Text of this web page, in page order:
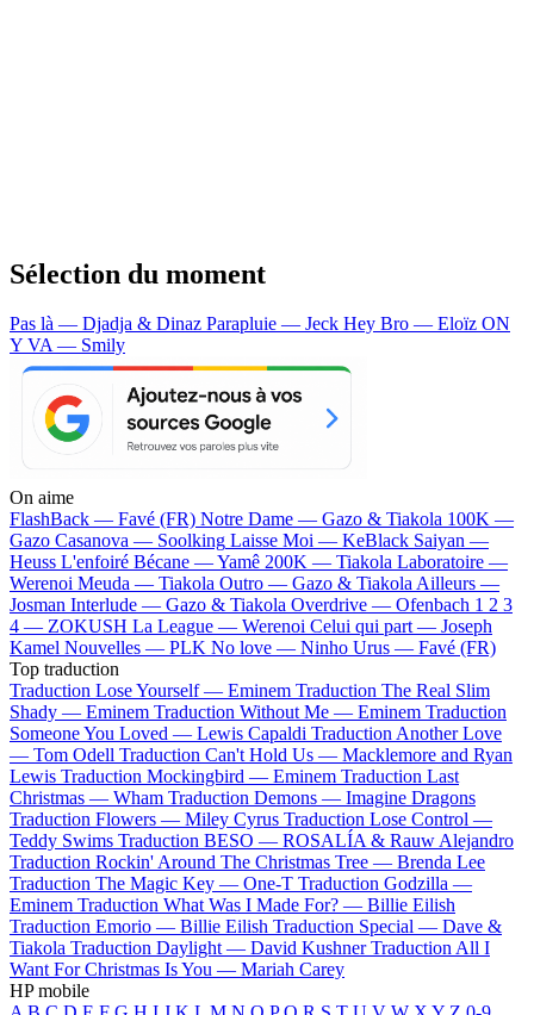
Sélection du moment
Pas là — Djadja & Dinaz Parapluie — Jeck Hey Bro — Eloïz ON
Y VA — Smily
On aime
FlashBack — Favé (FR) Notre Dame — Gazo & Tiakola 100K —
Gazo Casanova — Soolking Laisse Moi — KeBlack Saiyan —
Heuss L'enfoiré Bécane —Yamê 200K — Tiakola Laboratoire —
Werenoi Meuda — Tiakola Outro — Gazo & TiakolaAilleurs —
Josman Interlude — Gazo & Tiakola Overdrive — Ofenbach 1 2 3
4 — ZOKUSH La League — Werenoi Celui qui part — Joseph
Kamel Nouvelles — PLK No love — Ninho Urus — Favé (FR)
Top traduction
Traduction Lose Yourself — Eminem Traduction The Real Slim
Shady — Eminem Traduction Without Me — Eminem Traduction
Someone You Loved — Lewis Capaldi Traduction Another Love
— Tom Odell Traduction Can't Hold Us — Macklemore and Ryan
Lewis Traduction Mockingbird — Eminem Traduction Last
Christmas — Wham Traduction Demons — Imagine Dragons
Traduction Flowers — Miley Cyrus Traduction Lose Control —
Teddy Swims Traduction BESO — ROSALÍA & Rauw Alejandro
Traduction Rockin' Around The Christmas Tree — Brenda Lee
Traduction The Magic Key — One-T Traduction Godzilla —
Eminem Traduction What Was I Made For? — Billie Eilish
Traduction Emorio — Billie Eilish Traduction Special — Dave &
Tiakola Traduction Daylight — David Kushner Traduction All I
Want For Christmas Is You — Mariah Carey
HP mobile